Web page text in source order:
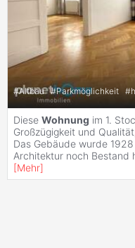
#Altbau #Parkmöglichkeit #
Diese Wohnung im 1.
Großzügigkeit und
Das Gebäude wurde
Architektur noch Bestand
[Mehr]